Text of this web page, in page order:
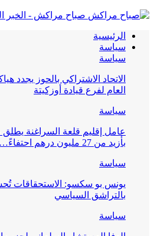
صباح مراكش - الخبر
الرئيسية
سياسة
سياسة
الاتحاد الاشتراكي بالحوز يجدد
العام لفرع قيادة أوزكيتة
سياسة
عامل إقليم قلعة السراغنة يطلق
بأزيد من 27 مليون درهم احتفاءً…
سياسة
يونس بو سكسو: الاستحقاقات
بالتراشق السياسي
سياسة